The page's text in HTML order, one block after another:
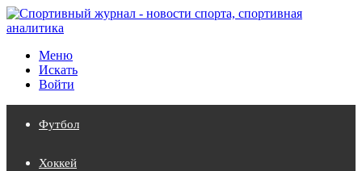
Меню
Искать
Войти
Футбол
Хоккей